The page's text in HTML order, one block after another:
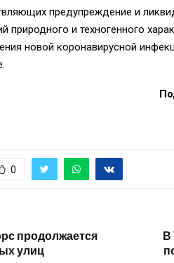
предупреждение и
природного и техногенного
новой коронавирусной
0
продолжается
улиц
В